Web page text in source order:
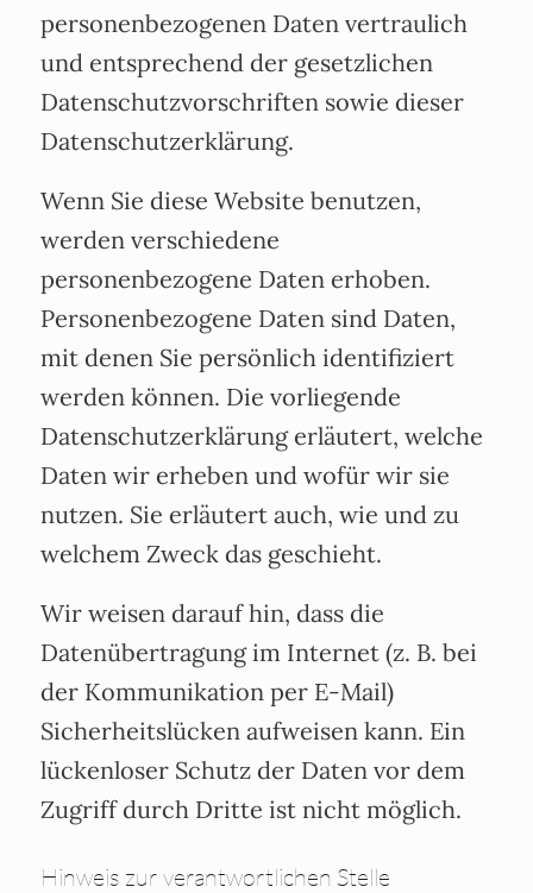
personenbezogenen Daten vertraulich
und entsprechend der gesetzlichen
Datenschutzvorschriften sowie dieser
Datenschutzerklärung.
Wenn Sie diese Website benutzen,
werden verschiedene
personenbezogene Daten erhoben.
Personenbezogene Daten sind Daten,
mit denen Sie persönlich identifiziert
werden können. Die vorliegende
Datenschutzerklärung erläutert, welche
Daten wir erheben und wofür wir sie
nutzen. Sie erläutert auch, wie und zu
welchem Zweck das geschieht.
Wir weisen darauf hin, dass die
Datenübertragung im Internet (z. B. bei
der Kommunikation per E-Mail)
Sicherheitslücken aufweisen kann. Ein
lückenloser Schutz der Daten vor dem
Zugriff durch Dritte ist nicht möglich.
Hinweis zur verantwortlichen Stelle